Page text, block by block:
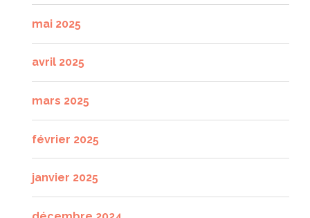
mai 2025
avril 2025
mars 2025
février 2025
janvier 2025